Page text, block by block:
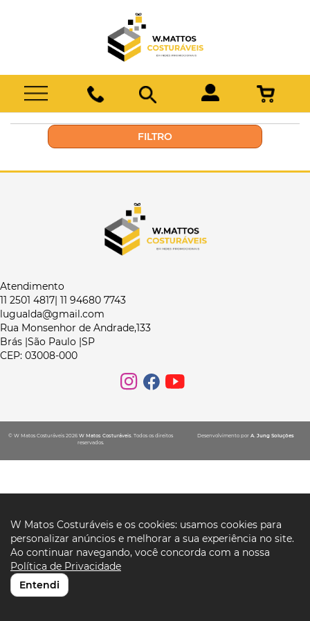
FILTRO
Atendimento
11 2501 4817| 11 94680 7743
lugualda@gmail.com
Rua Monsenhor de Andrade,133
Brás |São Paulo |SP
CEP: 03008-000
© W Matos Costuráveis 2026 W Matos Costuráveis. Todos os direitos
reservados.
Desenvolvimento por A. Jung Soluções
W Matos Costuráveis e os cookies: usamos cookies para
personalizar anúncios e melhorar a sua experiência no site.
Ao continuar navegando, você concorda com a nossa
Política de Privacidade
Entendi